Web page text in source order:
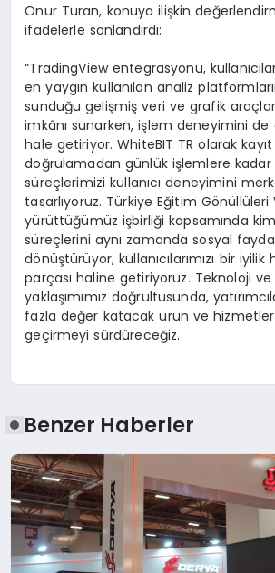
Onur Turan, konuya ilişkin
ifadelerle sonlandırdı:
“TradingView entegrasyonu,
en yaygın kullanılan analiz
sunduğu gelişmiş veri ve grafik
imkânı sunarken, işlem deneyimini
hale getiriyor. WhiteBIT TR olarak
doğrulamadan günlük işlemlere
süreçlerimizi kullanıcı deneyimini
tasarlıyoruz. Türkiye Eğitim Gönüllüleri
yürüttüğümüz işbirliği kapsamında
süreçlerini aynı zamanda sosyal
dönüştürüyor, kullanıcılarımızı bir
parçası haline getiriyoruz. Teknoloji ve
yaklaşımımız doğrultusunda,
fazla değer katacak ürün ve
geçirmeyi sürdüreceğiz.
Benzer Haberler